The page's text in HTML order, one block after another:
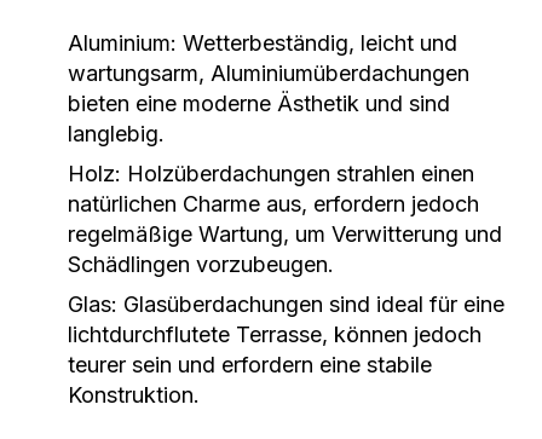
Aluminium: Wetterbeständig, leicht und
wartungsarm, Aluminiumüberdachungen
bieten eine moderne Ästhetik und sind
langlebig.
Holz: Holzüberdachungen strahlen einen
natürlichen Charme aus, erfordern jedoch
regelmäßige Wartung, um Verwitterung und
Schädlingen vorzubeugen.
Glas: Glasüberdachungen sind ideal für eine
lichtdurchflutete Terrasse, können jedoch
teurer sein und erfordern eine stabile
Konstruktion.